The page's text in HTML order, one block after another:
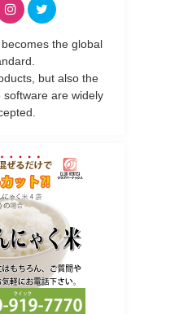
the global
but also the
software are widely